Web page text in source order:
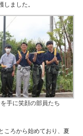
ました。
手に笑顔の部員たち
ころから始めており、夏